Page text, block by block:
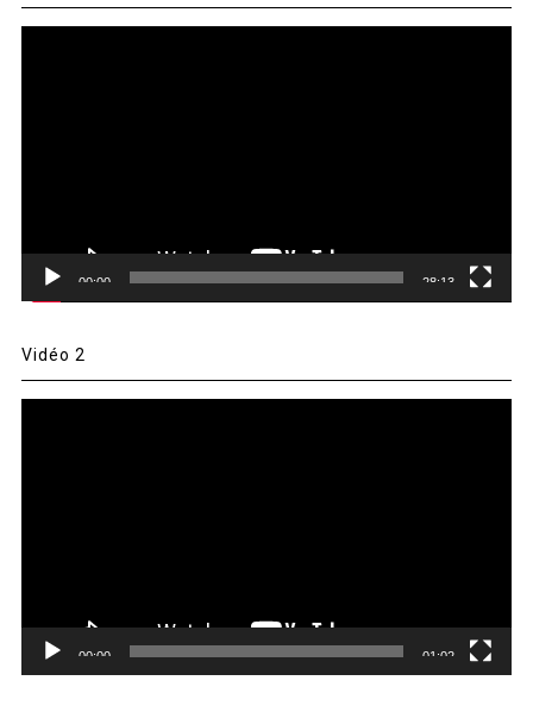
00:00 28:13
Vidéo 2
00:00 01:02